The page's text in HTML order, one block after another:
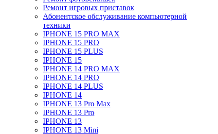
Ремонт игровых приставок
Абонентское обслуживание компьютерной
техники
IPHONE 15 PRO MAX
IPHONE 15 PRO
IPHONE 15 PLUS
IPHONE 15
IPHONE 14 PRO MAX
IPHONE 14 PRO
IPHONE 14 PLUS
IPHONE 14
IPHONE 13 Pro Max
IPHONE 13 Pro
IPHONE 13
IPHONE 13 Mini